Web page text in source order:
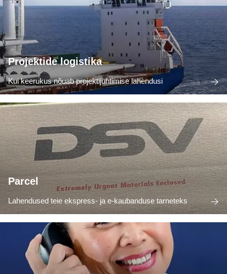
Projektide logistika
Kui keerukus nõuab projektijuhtimise lahendusi
Parcel
Lahendused teie ekspress- ja e-kaubanduse tarneteks